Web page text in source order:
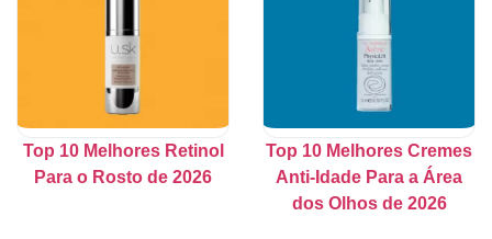
Top 10 Melhores Retinol
Para o Rosto de 2026
Top 10 Melhores Cremes
Anti-Idade Para a Área
dos Olhos de 2026